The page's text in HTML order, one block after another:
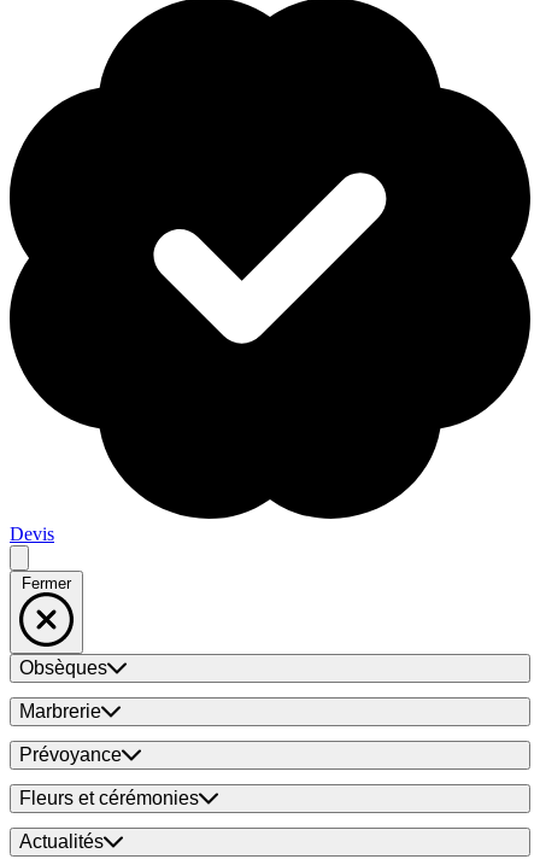
Devis
Fermer
Obsèques
Marbrerie
Prévoyance
Fleurs et cérémonies
Actualités